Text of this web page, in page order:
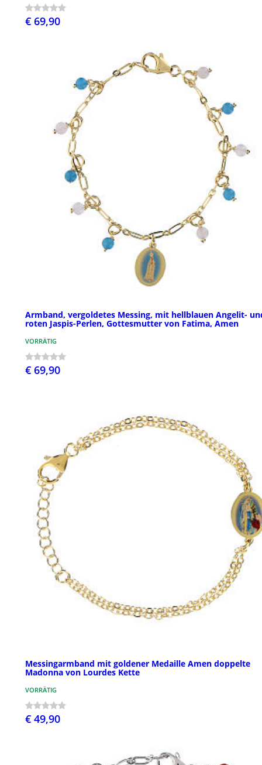
€ 69,90
Armband, vergoldetes Messing, mit hellblauen Angelit-
roten Jaspis-Perlen, Gottesmutter von Fatima, Amen
VORRÄTIG
€ 69,90
Messingarmband mit goldener Medaille Amen doppelte
Madonna von Lourdes Kette
VORRÄTIG
€ 49,90